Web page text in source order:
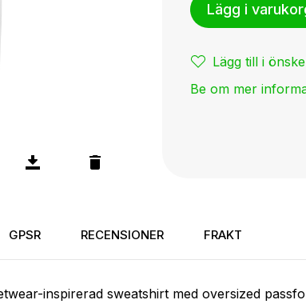
Lägg i
Lägg till i
Be om mer
GPSR RECENSIONER FRAKT
inspirerad sweatshirt med oversized